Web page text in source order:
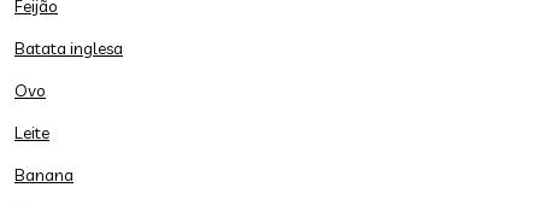
Feijão
Batata inglesa
Ovo
Leite
Banana